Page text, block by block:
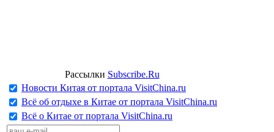
Рассылки Subscribe.Ru
Новости Китая от портала VisitChina.ru
Всё об отдыхе в Китае от портала VisitChina.ru
Всё о Китае от портала VisitChina.ru